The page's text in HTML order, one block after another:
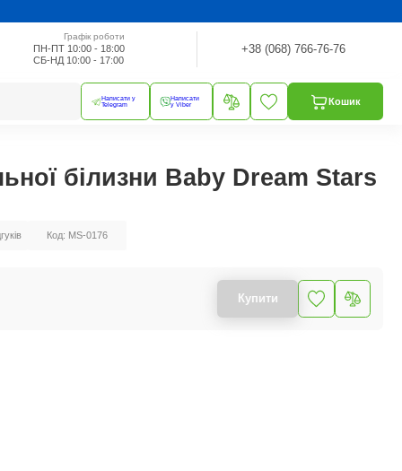
Графік роботи
ПН-ПТ 10:00 - 18:00
СБ-НД 10:00 - 17:00
+38 (068) 766-76-76
Написати у
Telegram
Написати
у Viber
Кошик
білизни Baby Dream Stars
Код: MS-0176
Купити